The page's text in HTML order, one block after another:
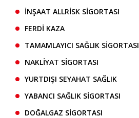
İNŞAAT ALLRİSK SİGORTASI
FERDİ KAZA
TAMAMLAYICI SAĞLIK SİGORTASI
NAKLİYAT SİGORTASI
YURTDIŞI SEYAHAT SAĞLIK
YABANCI SAĞLIK SİGORTASI
DOĞALGAZ SİGORTASI